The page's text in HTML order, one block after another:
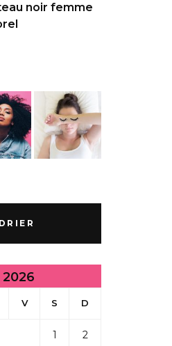
noir femme
V S D
1 2